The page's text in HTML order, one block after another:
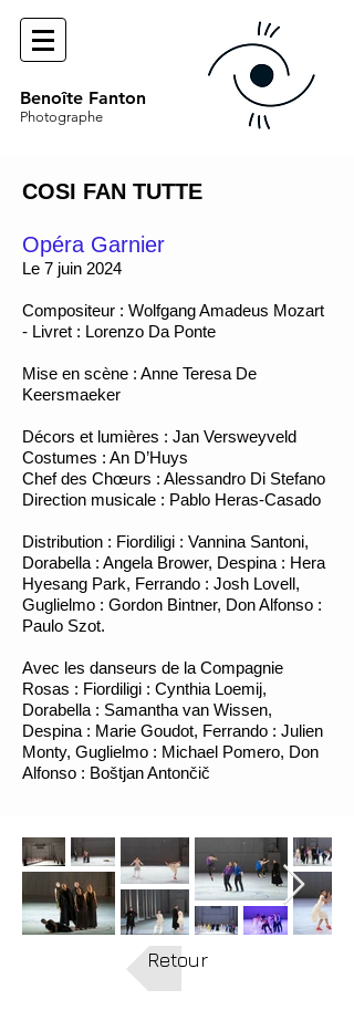
Benoîte Fanton
Photographe
COSI FAN TUTTE
Opéra Garnier
Le 7 juin 2024
​Compositeur : Wolfgang Amadeus Mozart
- Livret : Lorenzo Da Ponte
Mise en scène : Anne Teresa De
Keersmaeker
Décors et lumières : Jan Versweyveld
Costumes : An D’Huys
Chef des Chœurs : Alessandro Di Stefano
Direction musicale : Pablo Heras-Casado
Distribution : Fiordiligi : Vannina Santoni,
Dorabella : Angela Brower, Despina : Hera
Hyesang Park, Ferrando : Josh Lovell,
Guglielmo : Gordon Bintner, Don Alfonso :
Paulo Szot.
Avec les danseurs de la Compagnie
Rosas : Fiordiligi : Cynthia Loemij,
Dorabella : Samantha van Wissen,
Despina : Marie Goudot, Ferrando : Julien
Monty, Guglielmo : Michael Pomero, Don
Alfonso : Boštjan Antončič
Retour